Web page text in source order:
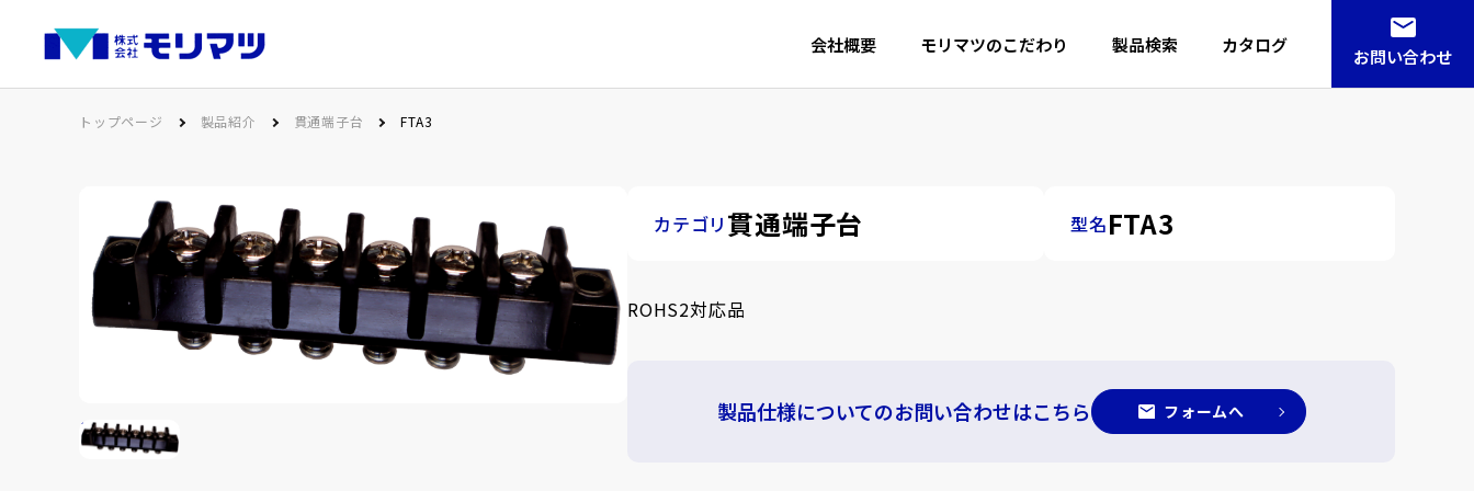
会社概要 モリマツのこだわり 製品検索 カタログ
お問い合わせ
トップページ 製品紹介 貫通端子台 FTA3
カテゴリ 貫通端子台 型名FTA3
ROHS2対応品
製品仕様についてのお問い合わせはこちら フォームへ